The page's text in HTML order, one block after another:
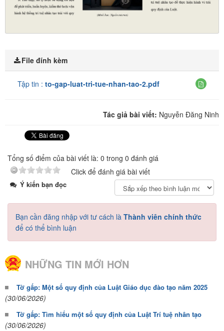
File đính kèm
Tập tin : to-gap-luat-tri-tue-nhan-tao-2.pdf
Tác giả bài viết: Nguyễn Đăng Ninh
Tổng số điểm của bài viết là: 0 trong 0 đánh giá
Click để đánh giá bài viết
Ý kiến bạn đọc
Bạn cần đăng nhập với tư cách là Thành viên chính thức
để có thể bình luận
NHỮNG TIN MỚI HƠN
Tờ gấp: Một số quy định của Luật Giáo dục đào tạo năm 2025
(30/06/2026)
Tờ gấp: Tìm hiểu một số quy định của Luật Trí tuệ nhân tạo
(30/06/2026)